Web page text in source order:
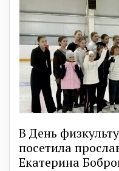
В День
посетила
Екатерина